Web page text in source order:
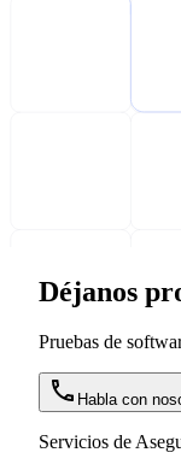
Déjanos
Pruebas de
Habla con
Servicios de